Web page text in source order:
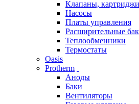
Клапаны,
Насосы
Платы управления
Расширительные
Теплообменники
Термостаты
Oasis
Protherm
Аноды
Баки
Вентиляторы